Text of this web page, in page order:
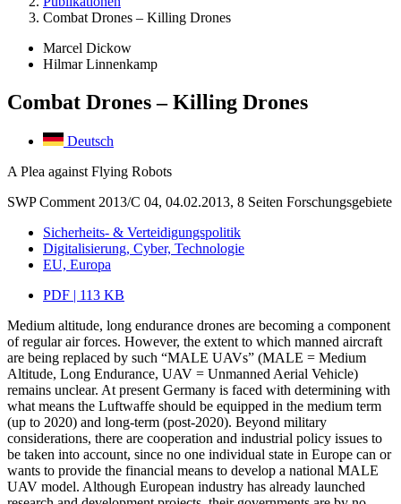
Combat Drones – Killing Drones
Marcel Dickow
Hilmar Linnenkamp
Combat Drones – Killing Drones
Deutsch
A Plea against Flying Robots
SWP Comment 2013/C 04, 04.02.2013, 8 Seiten Forschungsgebiete
Sicherheits- & Verteidigungspolitik
Digitalisierung, Cyber, Technologie
EU, Europa
PDF | 113 KB
Medium altitude, long endurance drones are becoming a component
of regular air forces. However, the extent to which manned aircraft
are being replaced by such “MALE UAVs” (MALE = Medium
Altitude, Long Endurance, UAV = Unmanned Aerial Vehicle)
remains unclear. At present Germany is faced with determining with
what means the Luftwaffe should be equipped in the medium term
(up to 2020) and long-term (post-2020). Beyond military
considerations, there are cooperation and industrial policy issues to
be taken into account, since no one individual state in Europe can or
wants to provide the financial means to develop a national MALE
UAV model. Although European industry has already launched